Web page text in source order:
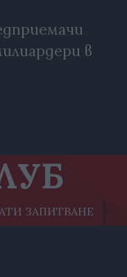
в
ЗАПИТВАНЕ